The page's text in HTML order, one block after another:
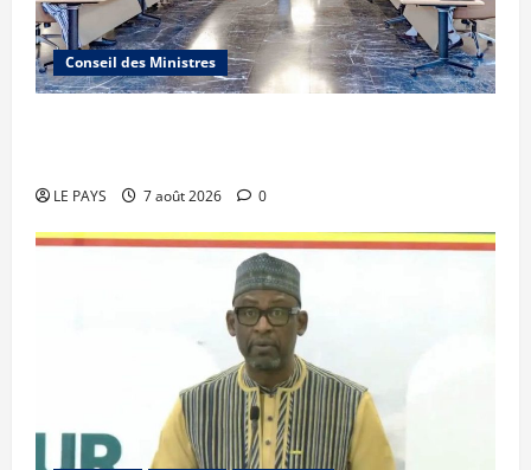
Conseil des Ministres
LE PAYS 7 août 2026 0